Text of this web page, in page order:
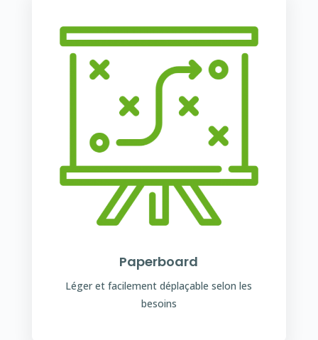
Paperboard
Léger et facilement déplaçable selon les
besoins